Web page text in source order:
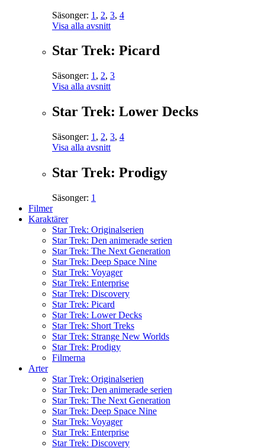
Säsonger: 1 , 2, 3, 4
Visa alla avsnitt
Star Trek: Picard
Säsonger: 1 , 2, 3
Visa alla avsnitt
Star Trek: Lower Decks
Säsonger: 1 , 2, 3, 4
Visa alla avsnitt
Star Trek: Prodigy
Säsonger: 1
Filmer
Karaktärer
Star Trek: Originalserien
Star Trek: Den animerade serien
Star Trek: The Next Generation
Star Trek: Deep Space Nine
Star Trek: Voyager
Star Trek: Enterprise
Star Trek: Discovery
Star Trek: Picard
Star Trek: Lower Decks
Star Trek: Short Treks
Star Trek: Strange New Worlds
Star Trek: Prodigy
Filmerna
Arter
Star Trek: Originalserien
Star Trek: Den animerade serien
Star Trek: The Next Generation
Star Trek: Deep Space Nine
Star Trek: Voyager
Star Trek: Enterprise
Star Trek: Discovery